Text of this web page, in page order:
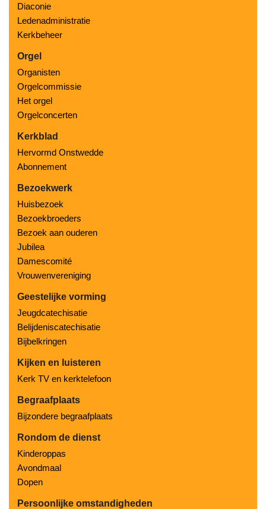
Diaconie
Ledenadministratie
Kerkbeheer
Orgel
Organisten
Orgelcommissie
Het orgel
Orgelconcerten
Kerkblad
Hervormd Onstwedde
Abonnement
Bezoekwerk
Huisbezoek
Bezoekbroeders
Bezoek aan ouderen
Jubilea
Damescomité
Vrouwenvereniging
Geestelijke vorming
Jeugdcatechisatie
Belijdeniscatechisatie
Bijbelkringen
Kijken en luisteren
Kerk TV en kerktelefoon
Begraafplaats
Bijzondere begraafplaats
Rondom de dienst
Kinderoppas
Avondmaal
Dopen
Persoonlijke omstandigheden